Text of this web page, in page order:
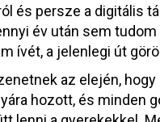
és persze a digitális
év után sem
ívét, a jelenlegi út
az elején,
hozott, és minden